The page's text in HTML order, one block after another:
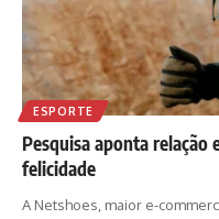
ESPORTE
Pesquisa aponta relação
felicidade
A Netshoes, maior e-